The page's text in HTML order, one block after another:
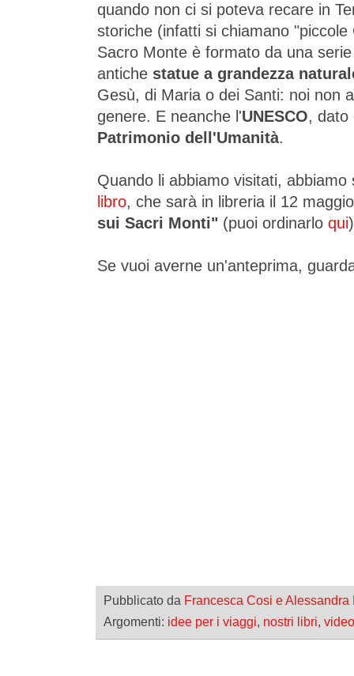
quando non ci si poteva recare in
storiche (infatti si chiamano
Sacro Monte è formato da una
antiche statue a grandezza
Gesù, di Maria o dei Santi: noi non
genere. E neanche l'UNESCO, dato
Patrimonio dell'Umanità.
Quando li abbiamo visitati,
libro, che sarà in libreria il 12
sui Sacri Monti" (puoi ordinarlo qui
Se vuoi averne un'anteprima,
Pubblicato da Francesca Cosi e Alessandra
Argomenti: idee per i viaggi, nostri libri, video